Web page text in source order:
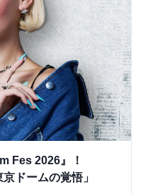
Fes 2026』！
ドームの覚悟」